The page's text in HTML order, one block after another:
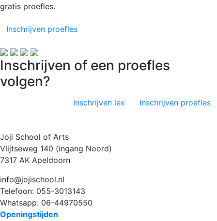
gratis proefles.
Inschrijven proefles
Inschrijven of een proefles
volgen?
Inschrijven les Inschrijven proefles
Joji School of Arts
Vlijtseweg 140 (ingang Noord)
7317 AK Apeldoorn
info@jojischool.nl
Telefoon: 055-3013143
Whatsapp: 06-44970550
Openingstijden